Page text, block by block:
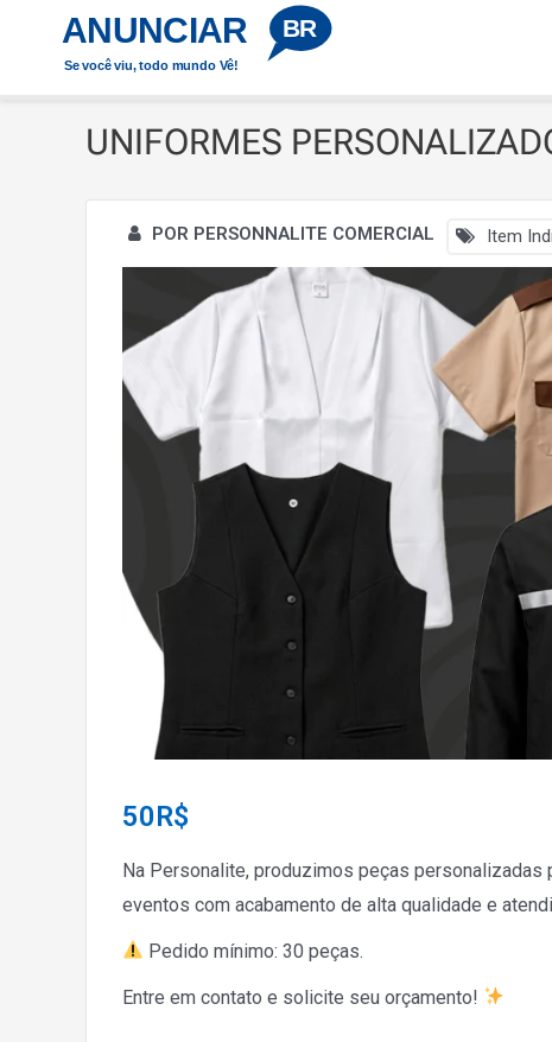
ANUNCIAR BR
Se você viu, todo mundo Vê!
Início UNIFORMES PERSONALIZADOS COM QUALIDADE E
UNIFORMES
POR PERSONNALITE COMERCIAL Item
50R$
Na Personalite, produzimos peças personalizadas
eventos com acabamento de alta qualidade e
Pedido mínimo: 30 peças.
Entre em contato e solicite seu orçamento!